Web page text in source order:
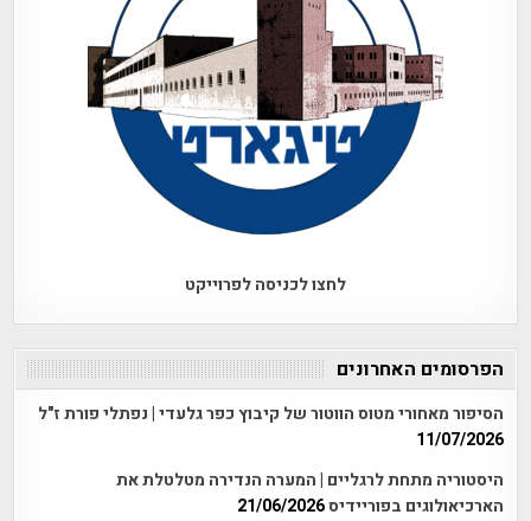
לחצו לכניסה לפרוייקט
הפרסומים האחרונים
הסיפור מאחורי מטוס הווטור של קיבוץ כפר גלעדי | נפתלי פורת ז"ל
11/07/2026
היסטוריה מתחת לרגליים | המערה הנדירה מטלטלת את
הארכיאולוגים בפוריידיס21/06/2026